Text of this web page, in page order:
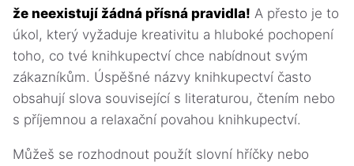
že neexistují žádná přísná pravidla! A přesto je to
úkol, který vyžaduje kreativitu a hluboké pochopení
toho, co tvé knihkupectví chce nabídnout svým
zákazníkům. Úspěšné názvy knihkupectví často
obsahují slova související s literaturou, čtením nebo
s příjemnou a relaxační povahou knihkupectví.
Můžeš se rozhodnout použít slovní hříčky nebo